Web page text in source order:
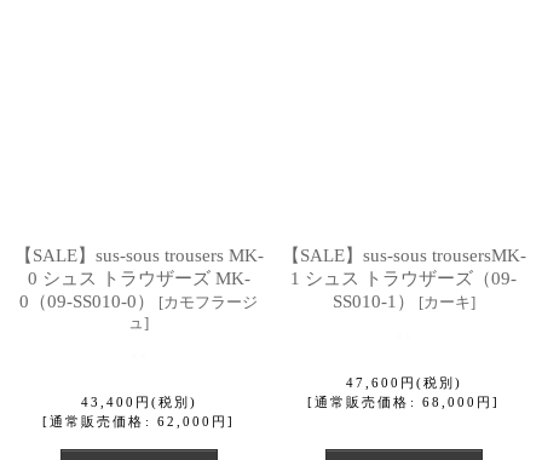
【SALE】sus-sous trousers MK-
0 シュス トラウザーズ MK-
0（09-SS010-0）
[カモフラージ
ュ ]
43,400 円 (税別)
[通常販売価格 : 62,000 円 ]
【SALE】sus-sous trousersMK-
1 シュス トラウザーズ（09-
SS010-1）
[カーキ]
47,600 円 (税別)
[通常販売価格 : 68,000 円 ]